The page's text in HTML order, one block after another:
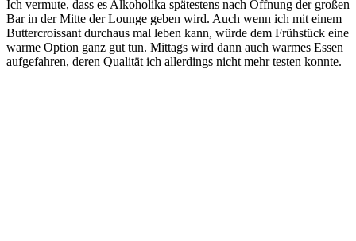
Ich vermute, dass es Alkoholika spätestens nach Öffnung der großen
Bar in der Mitte der Lounge geben wird. Auch wenn ich mit einem
Buttercroissant durchaus mal leben kann, würde dem Frühstück eine
warme Option ganz gut tun. Mittags wird dann auch warmes Essen
aufgefahren, deren Qualität ich allerdings nicht mehr testen konnte.